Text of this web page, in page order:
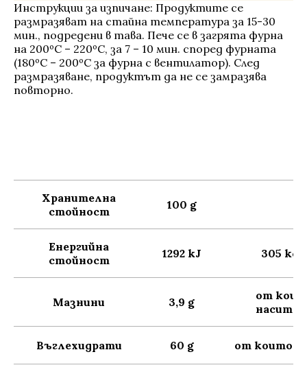
Инструкции за изпичане: Продуктите се
размразяват на стайна температура за 15-30
мин., подредени в тава. Пече се в загрята фурна
на 200ºС – 220ºС, за 7 – 10 мин. според фурната
(180ºС – 200ºС за фурна с вентилатор). След
размразяване, продуктът да не се замразява
повторно.
Хранителна
стойност
100 g
Енергийна
стойност
1292 kJ 305
Мазнини 3,9 g
от
Въглехидрати 60 g от които